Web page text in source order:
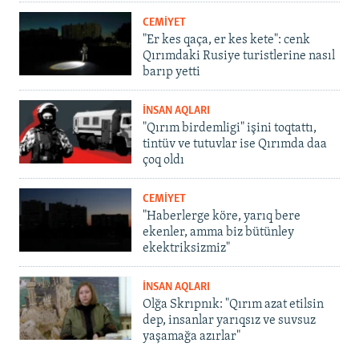
CEMİYET
"Er kes qaça, er kes kete": cenk
Qırımdaki Rusiye turistlerine nasıl
barıp yetti
İNSAN AQLARI
"Qırım birdemligi" işini toqtattı,
tintüv ve tutuvlar ise Qırımda daa
çoq oldı
CEMİYET
"Haberlerge köre, yarıq bere
ekenler, amma biz bütünley
ekektriksizmiz"
İNSAN AQLARI
Olğa Skrıpnık: "Qırım azat etilsin
dep, insanlar yarıqsız ve suvsuz
yaşamağa azırlar"